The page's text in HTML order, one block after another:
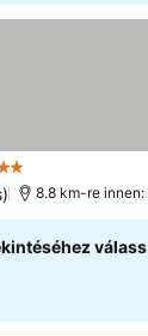
8.8 km-re